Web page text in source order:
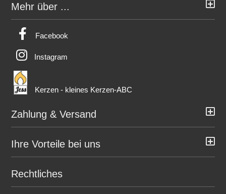
Mehr über ...
Facebook
Instagram
Kerzen - kleines Kerzen-ABC
Zahlung & Versand
Ihre Vorteile bei uns
Rechtliches